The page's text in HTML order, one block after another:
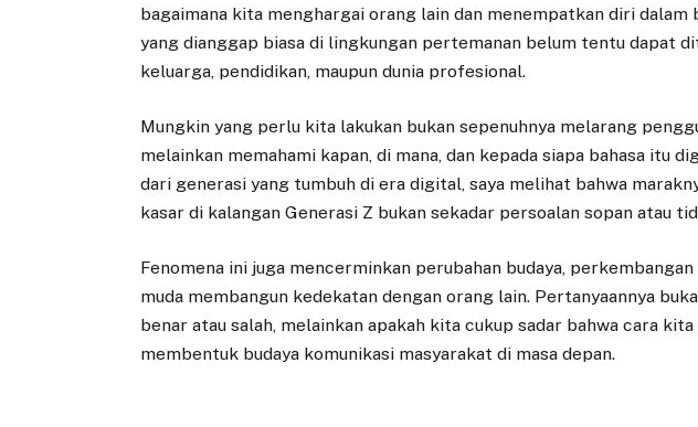
bagaimana kita menghargai orang lain dan menempatkan diri dalam
yang dianggap biasa di lingkungan pertemanan belum tentu dapat
keluarga, pendidikan, maupun dunia profesional.
Mungkin yang perlu kita lakukan bukan sepenuhnya melarang
melainkan memahami kapan, di mana, dan kepada siapa bahasa itu
dari generasi yang tumbuh di era digital, saya melihat bahwa
kasar di kalangan Generasi Z bukan sekadar persoalan sopan atau
Fenomena ini juga mencerminkan perubahan budaya,
muda membangun kedekatan dengan orang lain. Pertanyaannya
benar atau salah, melainkan apakah kita cukup sadar bahwa cara
membentuk budaya komunikasi masyarakat di masa depan.